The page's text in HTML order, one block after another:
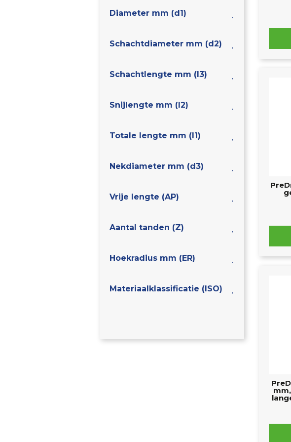
Diameter mm (d1)
Schachtdiameter mm (d2)
Schachtlengte mm (l3)
Snijlengte mm (l2)
Totale lengte mm (l1)
Nekdiameter mm (d3)
Vrije lengte (AP)
Aantal tanden (Z)
Hoekradius mm (ER)
Materiaalklassificatie (ISO)